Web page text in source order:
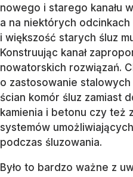
nowego i starego kanału
a na niektórych odcinkach
i większość starych śluz
Konstruując kanał
nowatorskich rozwiązań.
o zastosowanie
ścian komór śluz zamiast
kamienia i betonu czy też
systemów
podczas śluzowania.
Było to bardzo ważne z